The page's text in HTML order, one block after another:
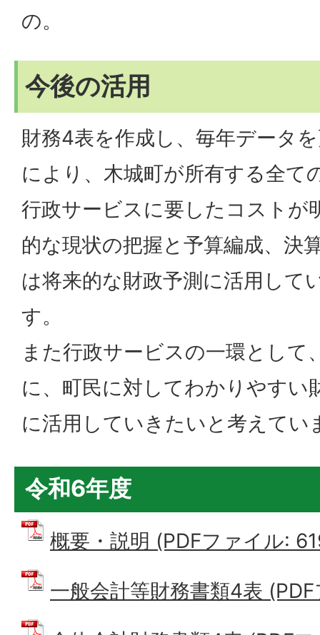
の。
今後の活用
財務4表を作成し、毎年データ
により、木城町が所有する全て
行政サービスに要したコストが
的な現状の把握と予算編成、決
は将来的な財政予測に活用して
す。
また行政サービスの一環として
に、町民に対してわかりやすい
に活用していきたいと考えてい
令和6年度
概要・説明 (PDFファイル:
一般会計等財務書類4表